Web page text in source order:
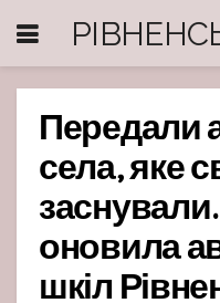
Передали
села, яке
оновила
шкіл